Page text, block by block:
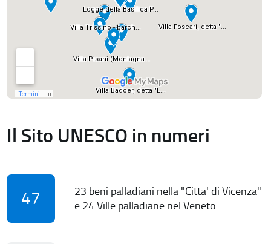
Il Sito UNESCO in numeri
47
23 beni palladiani nella "Citta' di Vicenza"
e 24 Ville palladiane nel Veneto